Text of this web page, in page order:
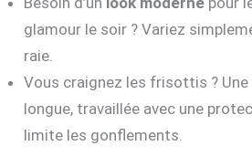
glamour le soir ? Variez
raie.
Vous craignez les frisottis ? Une
longue, travaillée avec une
limite les gonflements.